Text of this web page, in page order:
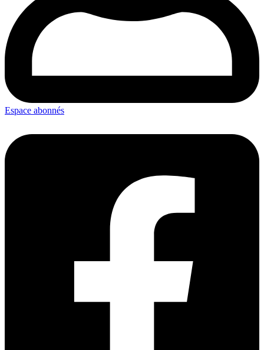
Espace abonnés